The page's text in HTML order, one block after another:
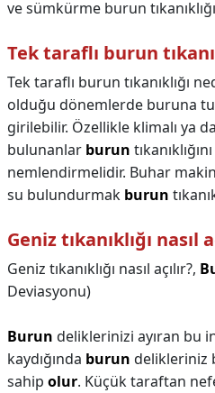
ve sümkürme burun
Tek taraflı burun
Tek taraflı burun tıkanıklığı
olduğu dönemlerde buruna
girilebilir. Özellikle klimalı ya
bulunanlar burun
nemlendirmelidir. Buhar
su bulundurmak burun
Geniz tıkanıklığı nasıl
Geniz tıkanıklığı nasıl açılır?,
Deviasyonu)
Burun deliklerinizi ayıran bu
kaydığında burun delikleriniz
sahip olur. Küçük taraftan